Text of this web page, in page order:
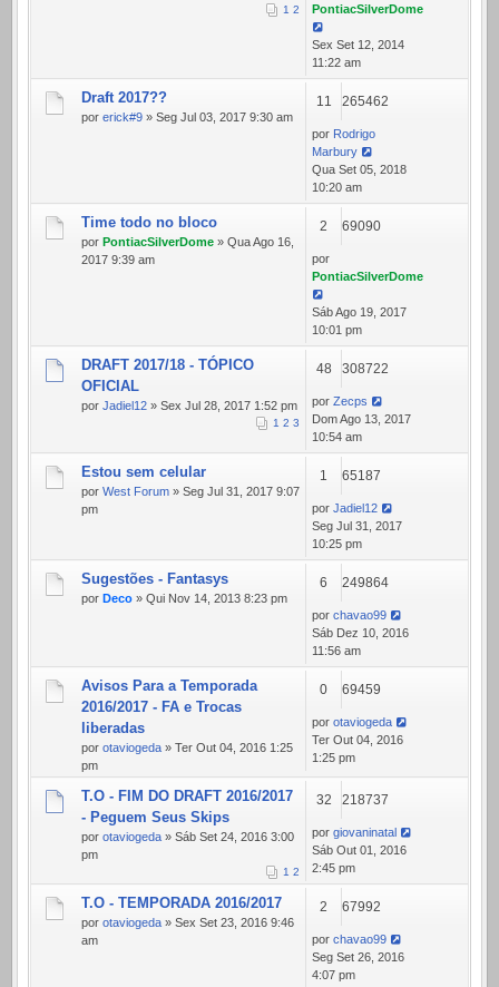
1 2
PontiacSilverDome
Sex Set 12, 2014
11:22 am
Draft 2017??
por erick#9 » Seg Jul 03, 2017 9:30 am
11 265462
por Rodrigo
Marbury
Qua Set 05, 2018
10:20 am
Time todo no bloco
por PontiacSilverDome » Qua Ago 16,
2017 9:39 am
2 69090
por
PontiacSilverDome
Sáb Ago 19, 2017
10:01 pm
DRAFT 2017/18 - TÓPICO
OFICIAL
por Jadiel12 » Sex Jul 28, 2017 1:52 pm
1 2 3
48 308722
por Zecps
Dom Ago 13, 2017
10:54 am
Estou sem celular
por West Forum » Seg Jul 31, 2017 9:07
pm
1 65187
por Jadiel12
Seg Jul 31, 2017
10:25 pm
Sugestões - Fantasys
por Deco » Qui Nov 14, 2013 8:23 pm
6 249864
por chavao99
Sáb Dez 10, 2016
11:56 am
Avisos Para a Temporada
2016/2017 - FA e Trocas
liberadas
por otaviogeda » Ter Out 04, 2016 1:25
pm
0 69459
por otaviogeda
Ter Out 04, 2016
1:25 pm
T.O - FIM DO DRAFT 2016/2017
- Peguem Seus Skips
por otaviogeda » Sáb Set 24, 2016 3:00
pm
1 2
32 218737
por giovaninatal
Sáb Out 01, 2016
2:45 pm
T.O - TEMPORADA 2016/2017
por otaviogeda » Sex Set 23, 2016 9:46
am
2 67992
por chavao99
Seg Set 26, 2016
4:07 pm